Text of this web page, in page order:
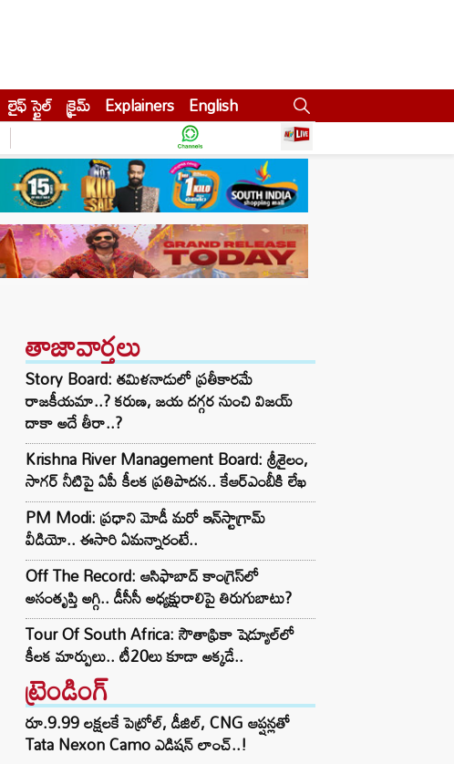
లైఫ్ స్టైల్ క్రైమ్ Explainers English
తాజావార్తలు
Story Board: తమిళనాడులో ప్రతీకారమే
రాజకీయమా..? కరుణ, జయ దగ్గర నుంచి విజయ్
దాకా అదే తీరా..?
Krishna River Management Board: శ్రీశైలం,
సాగర్ నీటిపై ఏపీ కీలక ప్రతిపాదన.. కేఆర్ఎంబీకి లేఖ
PM Modi: ప్రధాని మోడీ మరో ఇన్‌స్టాగ్రామ్
వీడియో.. ఈసారి ఏమన్నారంటే..
Off The Record: ఆసిఫాబాద్ కాంగ్రెస్‌లో
అసంతృప్తి అగ్గి.. డీసీసీ అధ్యక్షురాలిపై తిరుగుబాటు?
Tour Of South Africa: సౌతాఫ్రికా షెడ్యూల్‌లో
కీలక మార్పులు.. టీ20లు కూడా అక్కడే..
ట్రెండింగ్‌
రూ.9.99 లక్షలకే పెట్రోల్, డీజిల్, CNG ఆప్షన్లతో
Tata Nexon Camo ఎడిషన్ లాంచ్..!